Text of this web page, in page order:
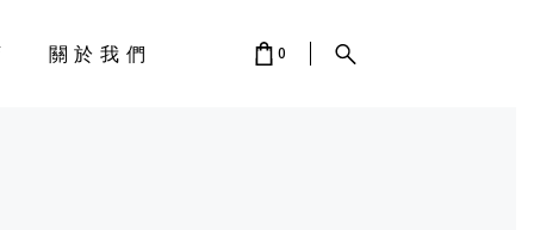
關於我們 0